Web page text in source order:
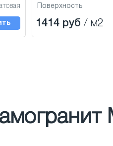
Поверхность
1414 руб / м2